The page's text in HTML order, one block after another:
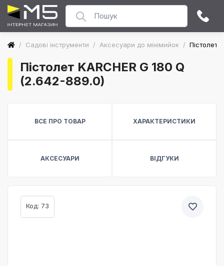
/ Садові інструменти / Аксесуари до мінімийок / Пістолет
Пістолет KARCHER G 180 Q
(2.642-889.0)
ВСЕ ПРО ТОВАР ХАРАКТЕРИСТИКИ
АКСЕСУАРИ ВІДГУКИ
Код: 73